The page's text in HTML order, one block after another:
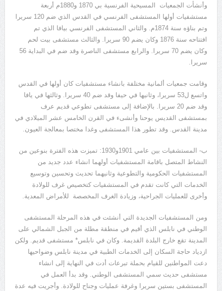
وأنشأت الجمعيات المسيحية الفرنسية بي 1870 و1880م أربعة
مستشفيات أولها المستشفى الفرنسي في القدس الذي ضم 120 سريرا
وتم بناؤه سنة 1874م. والثاني المستشفى الفرنسي بيافا الذي تم
افتتاحه سنة 1876 وكان يضم 90 سريرا. والثالث مستشفى بيت لحم
وكان يضم 70 سريرا. والرابع مستشفى الناصرة وقد ضم في البداية 56
سريرا.
وقامت جمعيات ألمانية مختلفة بانشاء مستشفيات كان أولها في القدس
واتسع ل53 سريرا، وثانيها في حيفا وقد ضم 40 سريرا. وثالثها في يافا
وقد ضم 20 سريرا. بالإضافة إلى مستشفى تطوعي قديم عرف
بمستشفى القديس يوحنا وأنشىء في القرن الخامس عشر الميلادي في
مدينة القدس. وقد تطور هذا المستشفى وغدا مختصا بمعالجة العيون.
ب- المستشفيات بين عامي 1901و1930: تميزت هذه الفترة بنوعين من
النشاط المتصل باقامة المستشفيات أولهما انشاء عدد جديد من
المستشفيات الحكومية والتطوعية وثانيهما تحديث وتحسين وتوسيع
الخدمات التي كانت تقدم في المستشفيات كتخصيص غرف للولادة
وأخرى للعمليات الجراحية، وزيادة الغرف المخصصة للأمراض المعدية.
ومن المستشفيات الجديدة التي أنشئت في هذه المرحلة المستشفى
الوطني في نابلس الذي أقيم في منطقة مطلة من الجبل الشمالي على
المدينة تقع خارج البلدة القديمة. وكان في نابلس* مستشفى قديم. ولكن
ازدياد حاجة السكان إلى الخدمات الطبية في مدينة نابلس وضواحيها
دعت المواطنين للقيام بحملة تبرعات أدت في النهاية إلى انشاء
مستشفى حديث سمي المستشفى الوطني. وقد بدأ العمل في
المستشفى بستين سريرا وغرفة عمليات وجناح للولادة. وأجريت فيه عدة